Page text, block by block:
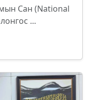
Сан (National
...